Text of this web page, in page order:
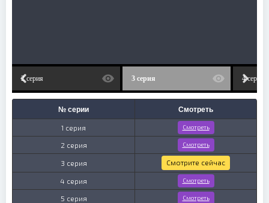
2 серия 3 серия 4 серия
№ серии Смотреть
1 серия Смотреть
2 серия Смотреть
3 серия Смотрите сейчас
4 серия Смотреть
5 серия Смотреть